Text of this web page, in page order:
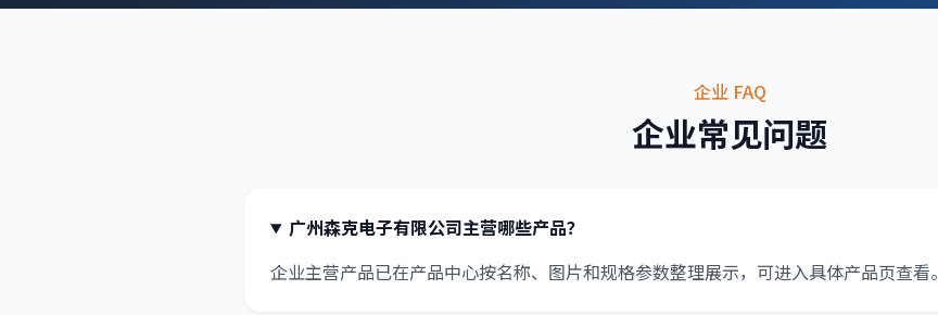
企业 FAQ
企业常见问题
广州森克电子有限公司主营哪些产品？
企业主营产品已在产品中心按名称、图片和规格参数整理展示，可进入具体产品页查看。